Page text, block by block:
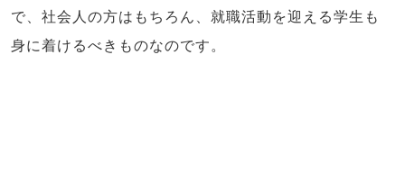
で、社会人の方はもちろん、就職活動を迎える学生も
身に着けるべきものなのです。